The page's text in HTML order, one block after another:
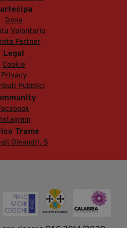
Dona
Volontario
Partner
Legal
Cookie
Privacy
Pubblici
Trame
Oleandri, 5